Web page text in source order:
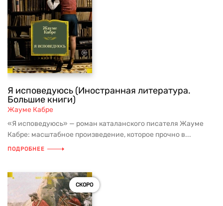
Я исповедуюсь (Иностранная литература.
Большие книги)
Жауме Кабре
«Я исповедуюсь» — роман каталанского писателя Жауме
Кабре: масштабное произведение, которое прочно в...
ПОДРОБНЕЕ
СКОРО